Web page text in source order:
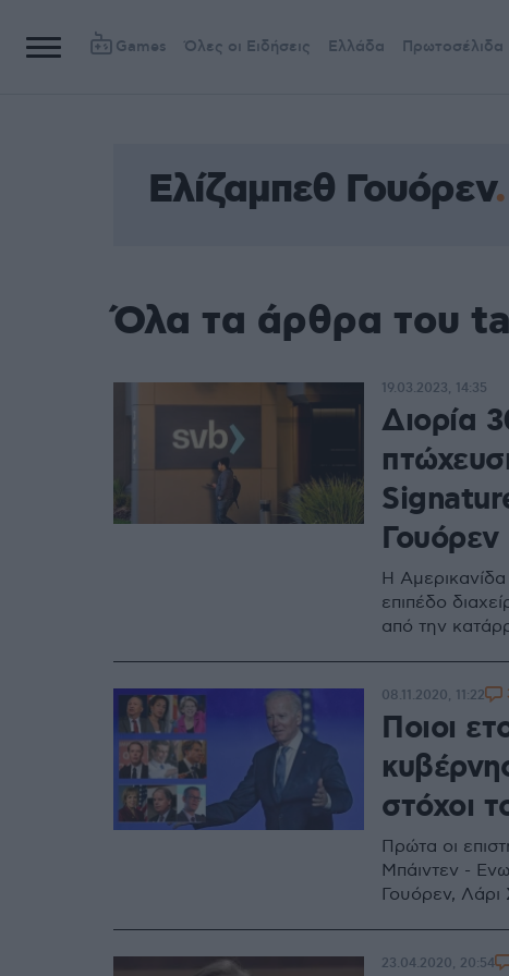
Games Όλες οι Ειδήσεις Ελλάδα Πρωτοσέλιδα
Ελίζαμπεθ Γουόρεν
Όλα τα άρθρα του
Διορία
Γουόρεν
Η Αμερικανίδα
επιπέδο
από την
19.03.2023, 14:35
Ποιοι
στόχοι
Πρώτα οι
Μπάιντεν -
Γουόρεν,
08.11.2020, 11:22
23.04.2020, 20:54